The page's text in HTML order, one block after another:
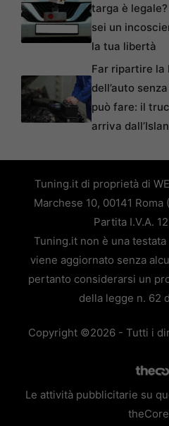
targa è
sei un
la tua libertà
Far ripartire la
dell’auto
può fare: il
arriva
Tuning.it di proprietà di
Marchese 10, 00141
Partita I.V.A.
Tuning.it non è una
viene aggiornato senza
pertanto considerarsi un
della legge n. 62
Copyright ©2026 - Tutti i
Le attività pubblicitarie su